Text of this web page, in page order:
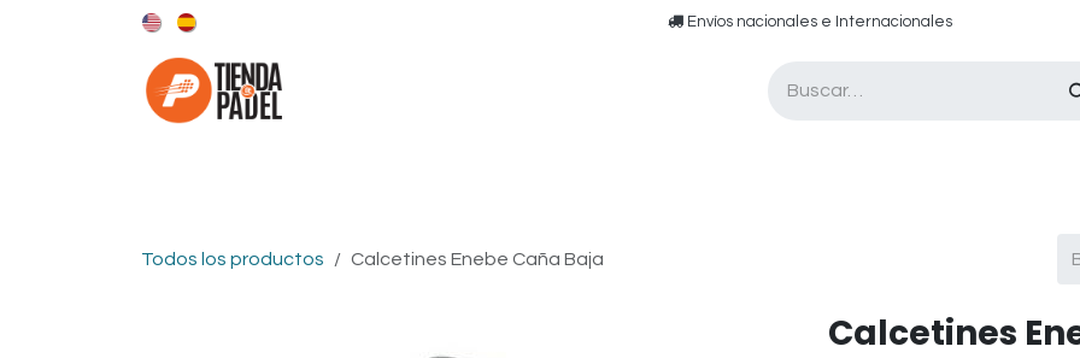
​​ E​nvíos nacionales e ​​​Internacionales​
Todos los productos Calcetines Enebe Caña Baja
Calcetines